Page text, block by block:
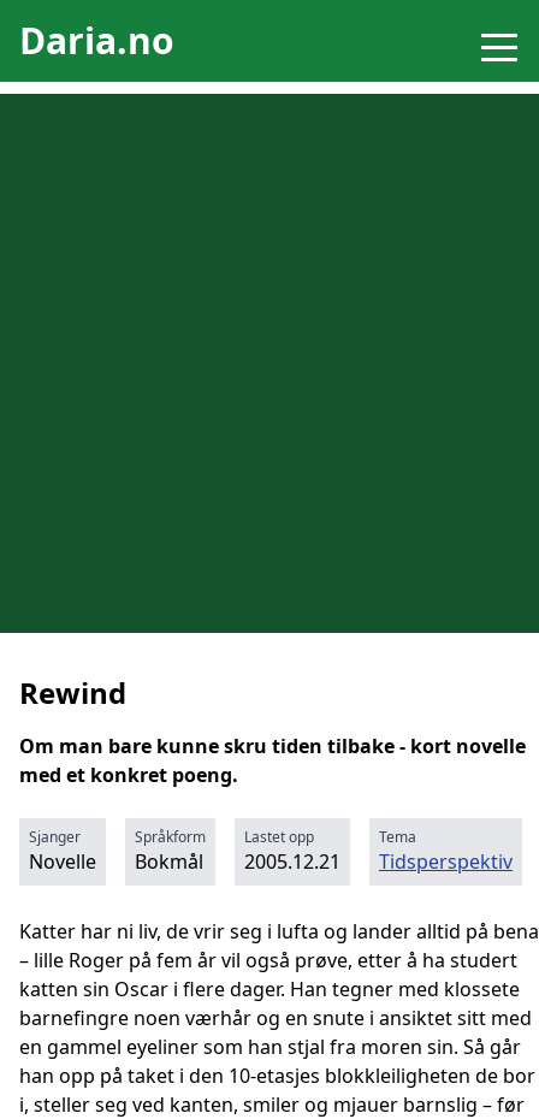
Daria.no
Rewind
Om man bare kunne skru tiden tilbake - kort novelle
med et konkret poeng.
Sjanger
Novelle
Språkform
Bokmål
Lastet opp
2005.12.21
Tema
Tidsperspektiv
Katter har ni liv, de vrir seg i lufta og lander alltid på bena
– lille Roger på fem år vil også prøve, etter å ha studert
katten sin Oscar i flere dager. Han tegner med klossete
barnefingre noen værhår og en snute i ansiktet sitt med
en gammel eyeliner som han stjal fra moren sin. Så går
han opp på taket i den 10-etasjes blokkleiligheten de bor
i, steller seg ved kanten, smiler og mjauer barnslig – før